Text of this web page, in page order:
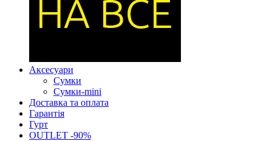
Аксесуари
Сумки
Сумки-mini
Доставка та оплата
Гарантія
Гурт
OUTLET -90%